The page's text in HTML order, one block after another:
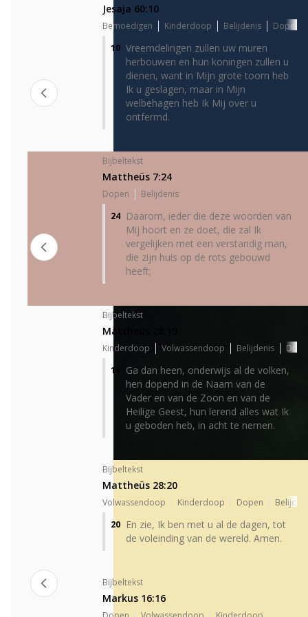
Jesaja 60:10
Bemoedigen Kinderdoop Belijdenis
Dopen
10 Vreemdelingen zullen uw muren
herbouwen en hun koningen zullen u
dienen, want in Mijn grote toorn heb
Ik u geslagen, maar in Mijn
welbehagen heb Ik Mij over u
ontfermd.
Bijbeltekst
Mattheüs 7:24
Dopen
Belijdenis
24 Daarom, ieder die deze woorden van
Mij hoort en ze doet, die zal Ik
vergelijken met een verstandig man,
die zijn huis op de rots gebouwd
heeft;
Bijbeltekst
Mattheüs 28:19
Kinderdoop Volwassendoop Belijdenis
19
Ga dan heen, onderwijs al de volken,
hen dopend in de Naam van de
Vader en van de Zoon en van de
Heilige Geest, hun lerend alles wat Ik
u geboden heb, in acht te nemen.
Bijbeltekst
Mattheüs 28:20
Volwassendoop Kinderdoop Dopen
20 En zie, Ik ben met u al de dagen, tot
de voleinding van de wereld. Amen.
Bijbeltekst
Markus 16:16